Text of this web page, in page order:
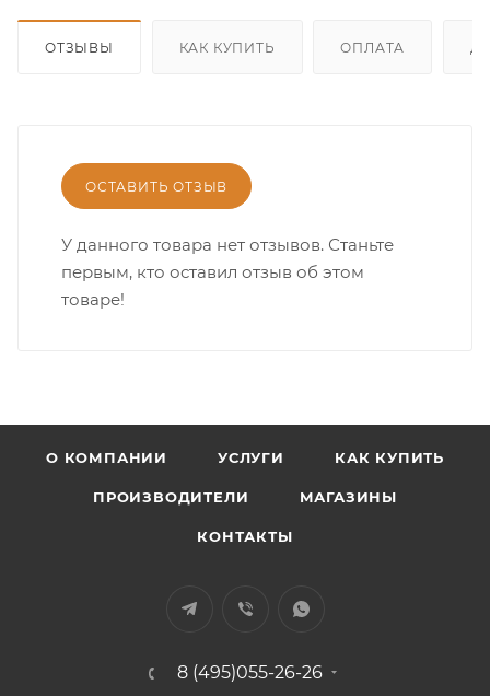
ОТЗЫВЫ КАК КУПИТЬ ОПЛАТА
ОСТАВИТЬ ОТЗЫВ
У данного товара нет отзывов. Станьте
первым, кто оставил отзыв об этом
товаре!
О КОМПАНИИ УСЛУГИ КАК КУПИТЬ
ПРОИЗВОДИТЕЛИ МАГАЗИНЫ
КОНТАКТЫ
8 (495)055-26-26